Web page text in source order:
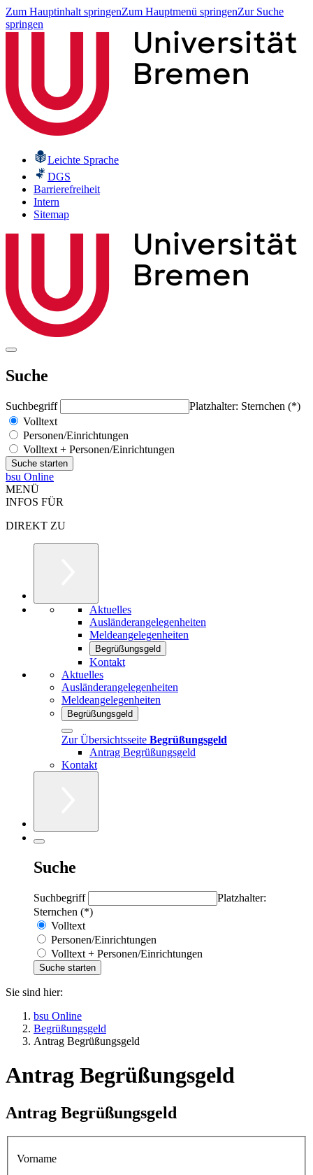
Zum Hauptinhalt springenZum Hauptmenü springenZur Suche
springen
Leichte Sprache
DGS
Barrierefreiheit
Intern
Sitemap
Suche
Suchbegriff
Platzhalter: Sternchen (*)
Volltext
Personen/Einrichtungen
Volltext + Personen/Einrichtungen
bsu Online
MENÜ
INFOS FÜR
DIREKT ZU
Aktuelles
Ausländerangelegenheiten
Meldeangelegenheiten
Begrüßungsgeld
Kontakt
Aktuelles
Ausländerangelegenheiten
Meldeangelegenheiten
Begrüßungsgeld
Zur Übersichtsseite Begrüßungsgeld
Antrag Begrüßungsgeld
Kontakt
Suche
Suchbegriff
Platzhalter:
Sternchen (*)
Volltext
Personen/Einrichtungen
Volltext + Personen/Einrichtungen
Sie sind hier:
bsu Online
Begrüßungsgeld
Antrag Begrüßungsgeld
Antrag Begrüßungsgeld
Antrag Begrüßungsgeld
Vorname